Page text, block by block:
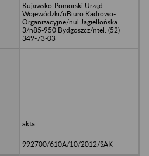
Kujawsko-Pomorski Urząd
Wojewódzki/nBiuro Kadrowo-
Organizacyjne/nul.Jagiellońska
3/n85-950 Bydgoszcz/ntel. (52)
349-73-03
akta
992700/610A/10/2012/SAK